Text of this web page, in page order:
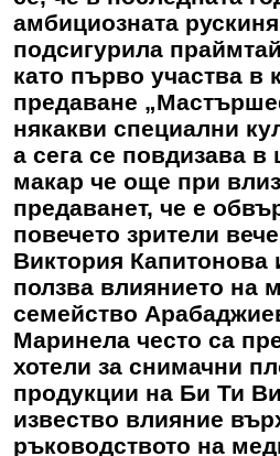
амбициозната
подсигурила
като първо участва в
предаване
някакви специални
а сега се повдизава в
макар че още при
предаванет, че е
повечето зрители
Виктория Капитонова
ползва влиянието на
семейство
Маринела често са
хотели за снимачни
продукции на Би Ти
извество влияние
ръководството на